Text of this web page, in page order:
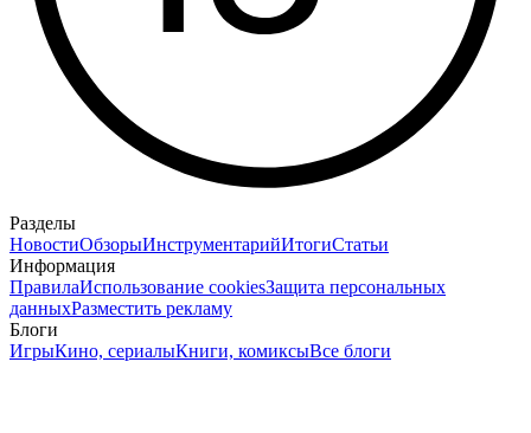
Разделы
НовостиОбзорыИнструментарийИтогиСтатьи
Информация
ПравилаИспользование cookiesЗащита персональных
данныхРазместить рекламу
Блоги
ИгрыКино, сериалыКниги, комиксыВсе блоги